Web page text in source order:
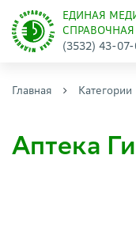
ЕДИНАЯ
СПРАВОЧНАЯ
(3532) 43-
Главная Категории
Аптека